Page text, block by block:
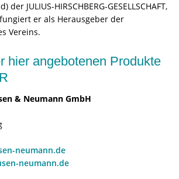
JULIUS-HIRSCHBERG-GESELLSCHAFT,
er als Herausgeber der
Vereins.
hier angebotenen Produkte
& Neumann GmbH
neumann.de
neumann.de